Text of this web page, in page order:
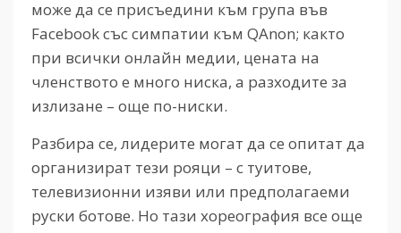
може да се присъедини към група във
Facebook със симпатии към QAnon; както
при всички онлайн медии, цената на
членството е много ниска, а разходите за
излизане – още по-ниски.
Разбира се, лидерите могат да се опитат да
организират тези рояци – с туитове,
телевизионни изяви или предполагаеми
руски ботове. Но тази хореография все още